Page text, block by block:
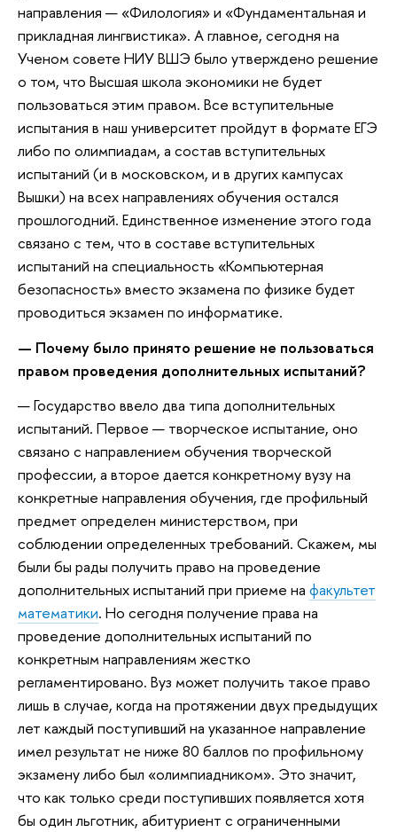
направления — «Филология» и «Фундаментальная и
прикладная лингвистика». А главное, сегодня на
Ученом совете НИУ ВШЭ было утверждено решение
о том, что Высшая школа экономики не будет
пользоваться этим правом. Все вступительные
испытания в наш университет пройдут в формате ЕГЭ
либо по олимпиадам, а состав вступительных
испытаний (и в московском, и в других кампусах
Вышки) на всех направлениях обучения остался
прошлогодний. Единственное изменение этого года
связано с тем, что в составе вступительных
испытаний на специальность «Компьютерная
безопасность» вместо экзамена по физике будет
проводиться экзамен по информатике.
— Почему было принято решение не пользоваться
правом проведения дополнительных испытаний?
— Государство ввело два типа дополнительных
испытаний. Первое — творческое испытание, оно
связано с направлением обучения творческой
профессии, а второе дается конкретному вузу на
конкретные направления обучения, где профильный
предмет определен министерством, при
соблюдении определенных требований. Скажем, мы
были бы рады получить право на проведение
дополнительных испытаний при приеме на факультет
математики. Но сегодня получение права на
проведение дополнительных испытаний по
конкретным направлениям жестко
регламентировано. Вуз может получить такое право
лишь в случае, когда на протяжении двух предыдущих
лет каждый поступивший на указанное направление
имел результат не ниже 80 баллов по профильному
экзамену либо был «олимпиадником». Это значит,
что как только среди поступивших появляется хотя
бы один льготник, абитуриент с ограниченными